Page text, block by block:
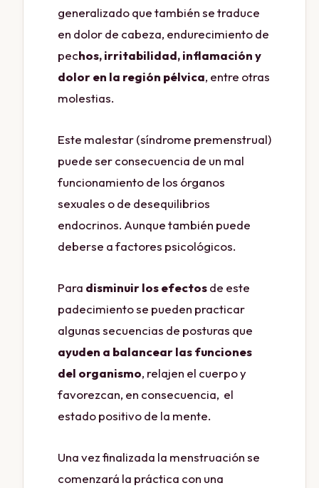
generalizado que también se traduce
en dolor de cabeza, endurecimiento de
pechos, irritabilidad, inflamación y
dolor en la región pélvica, entre otras
molestias.
Este malestar (síndrome premenstrual)
puede ser consecuencia de un mal
funcionamiento de los órganos
sexuales o de desequilibrios
endocrinos. Aunque también puede
deberse a factores psicológicos.
Para disminuir los efectosde este
padecimiento se pueden practicar
algunas secuencias de posturas que
ayuden a balancear las funciones
del organismo, relajen el cuerpo y
favorezcan, en consecuencia, el
estado positivo de la mente.
Una vez finalizada la menstruación se
comenzará la práctica con una